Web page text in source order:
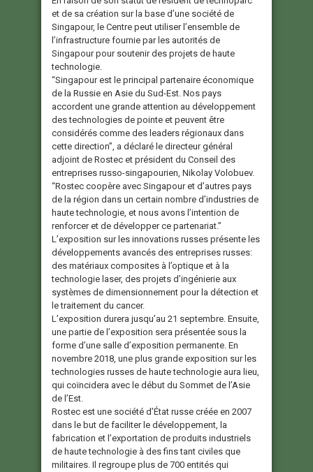
et de sa création sur la base d’une société de
Singapour, le Centre peut utiliser l’ensemble de
l’infrastructure fournie par les autorités de
Singapour pour soutenir des projets de haute
technologie.
“Singapour est le principal partenaire économique
de la Russie en Asie du Sud-Est. Nos pays
accordent une grande attention au développement
des technologies de pointe et peuvent être
considérés comme des leaders régionaux dans
cette direction”, a déclaré le directeur général
adjoint de Rostec et président du Conseil des
entreprises russo-singapourien, Nikolay Volobuev.
“Rostec coopère avec Singapour et d’autres pays
de la région dans un certain nombre d’industries de
haute technologie, et nous avons l’intention de
renforcer et de développer ce partenariat.”
L’exposition sur les innovations russes présente les
développements avancés des entreprises russes:
des matériaux composites à l’optique et à la
technologie laser, des projets d’ingénierie aux
systèmes de dimensionnement pour la détection et
le traitement du cancer.
L’exposition durera jusqu’au 21 septembre. Ensuite,
une partie de l’exposition sera présentée sous la
forme d’une salle d’exposition permanente. En
novembre 2018, une plus grande exposition sur les
technologies russes de haute technologie aura lieu,
qui coïncidera avec le début du Sommet de l’Asie
de l’Est.
Rostec est une société d’État russe créée en 2007
dans le but de faciliter le développement, la
fabrication et l’exportation de produits industriels
de haute technologie à des fins tant civiles que
militaires. Il regroupe plus de 700 entités qui